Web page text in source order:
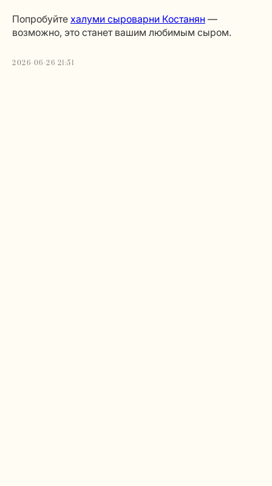
Попробуйте халуми сыроварни Костанян —
возможно, это станет вашим любимым сыром.
2026-06-26 21:51